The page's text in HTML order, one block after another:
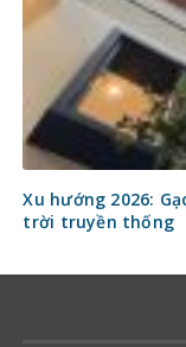
Xu hướng 2026:
trời truyền thống